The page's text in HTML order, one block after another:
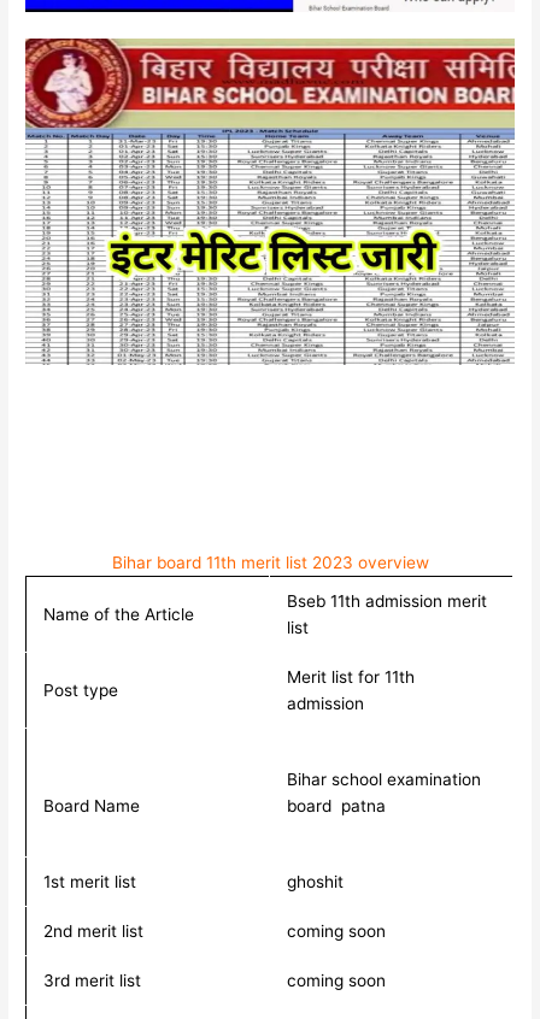
Bihar board 11th merit list 2023 overview
Name of the Article
Bseb 11th admission merit
list
Post type
Merit list for 11th
admission
Board Name
Bihar school examination
board patna
1st merit list ghoshit
2nd merit list coming soon
3rd merit list coming soon